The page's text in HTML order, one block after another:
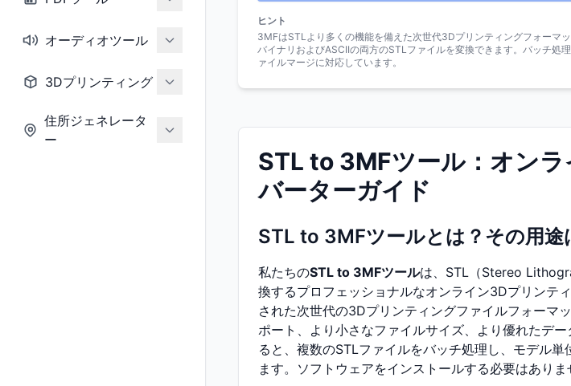
オーディオツール
3Dプリンティング
住所ジェネレータ
ー
ヒント
3MFはSTLより多くの機能を備えた次世代3Dプリンティングフォーマッ
バイナリおよびASCIIの両方のSTLファイルを変換できます。バッチ処
ァイルマージに対応しています。
STL to 3MFツール：オン
バーターガイド
STL to 3MFツールとは？その用途
私たちのSTL to 3MFツールは、STL（Stereo
換するプロフェッショナルなオンライン3Dプリンテ
された次世代の3Dプリンティングファイルフォーマ
ポート、より小さなファイルサイズ、より優れたデ
ると、複数のSTLファイルをバッチ処理し、モデル
ます。ソフトウェアをインストールする必要はありま